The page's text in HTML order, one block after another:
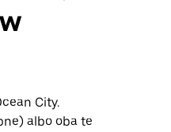
City.
albo oba te